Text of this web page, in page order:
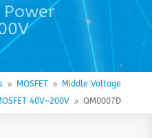
9 MOSFET 9
Middle Voltage
40V~200V 9 QM0007D